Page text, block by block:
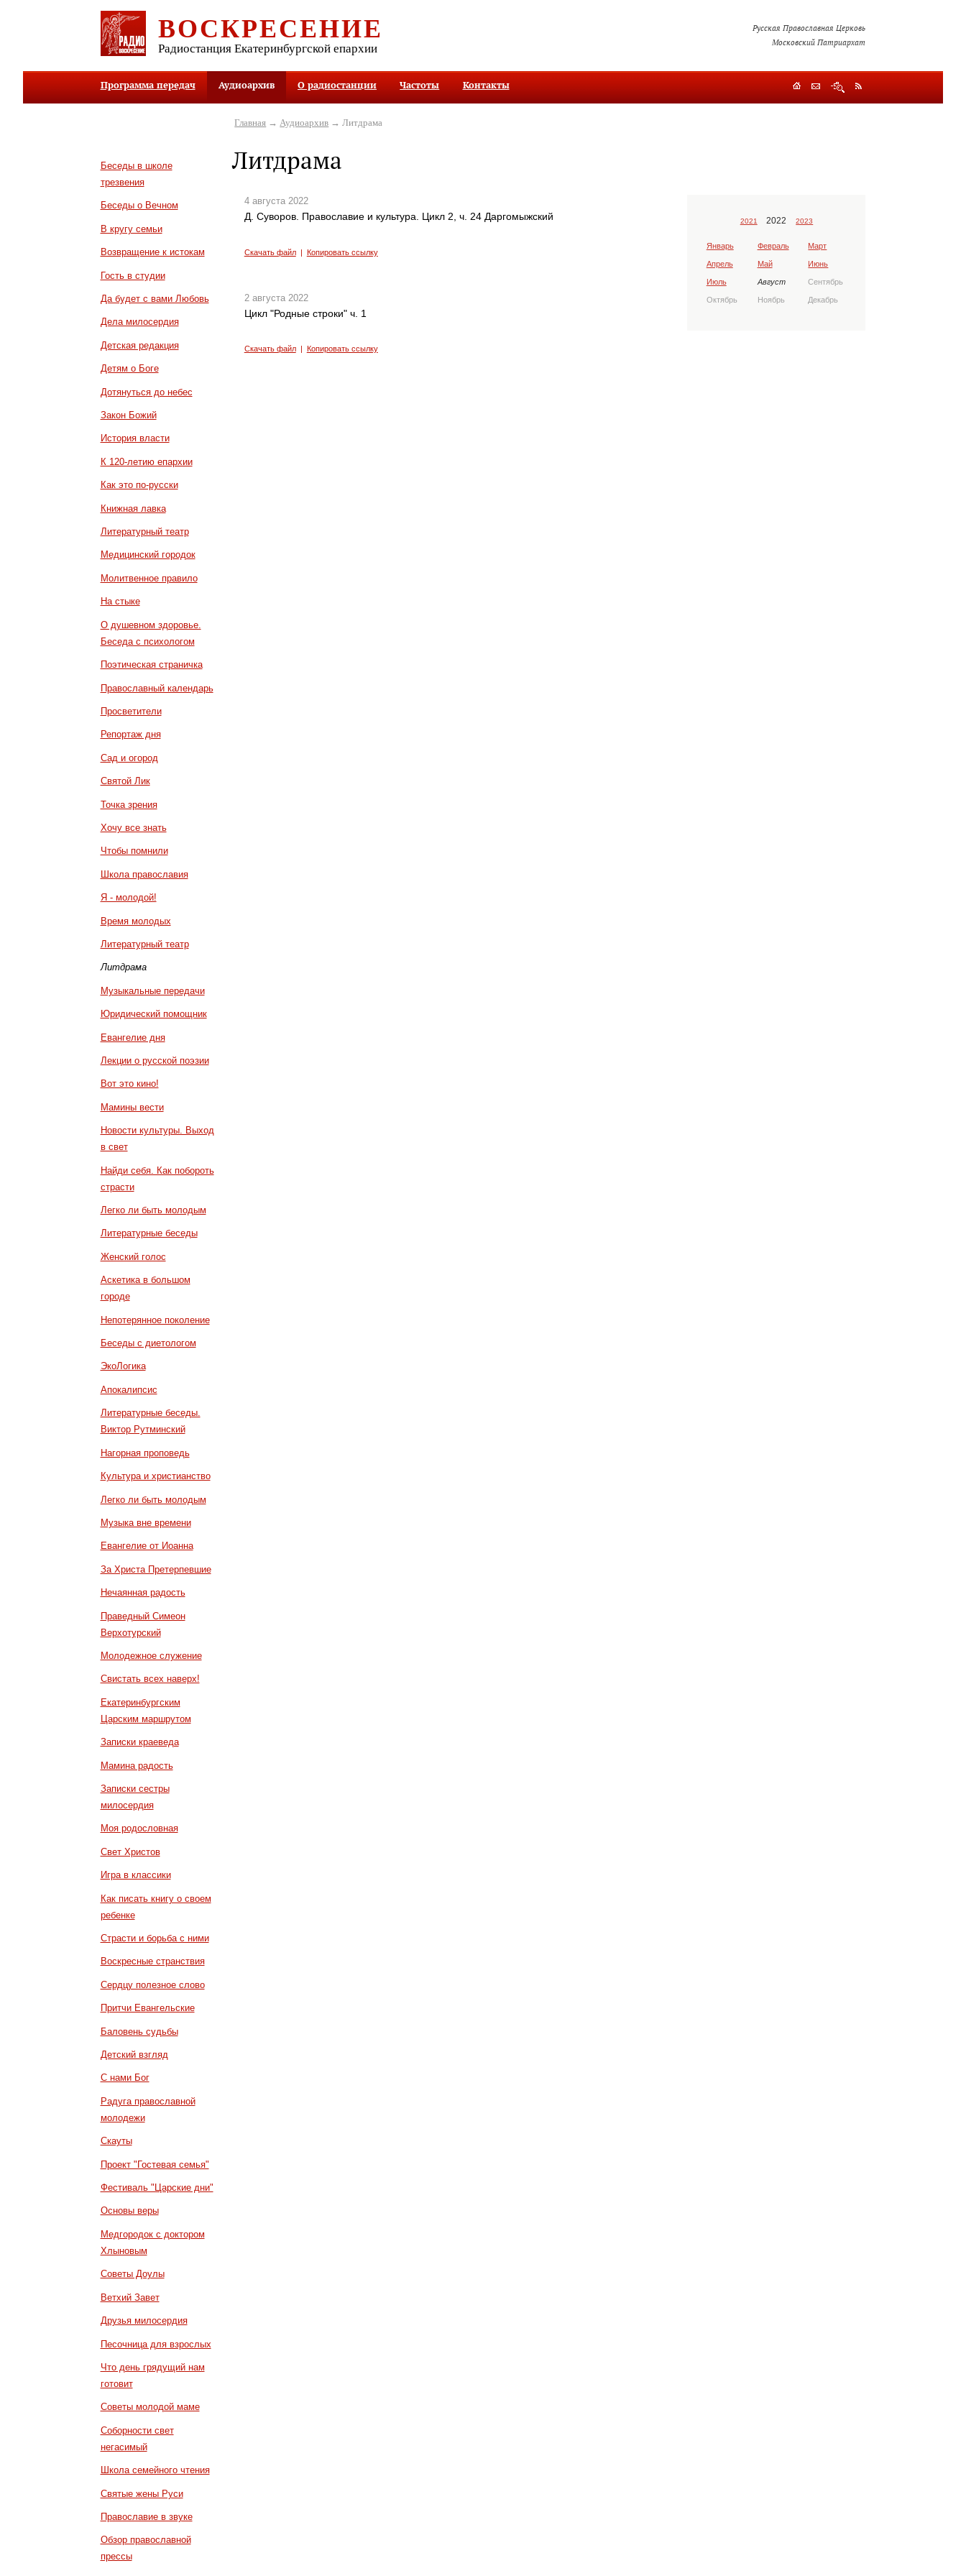
ВОСКРЕСЕНИЕ
Радиостанция Екатеринбургской епархии
Русская Православная Церковь
Московский Патриархат
Программа передач Аудиоархив О радиостанции Частоты Контакты
Беседы в школе
трезвения
Беседы о Вечном
В кругу семьи
Возвращение к истокам
Гость в студии
Да будет с вами Любовь
Дела милосердия
Детская редакция
Детям о Боге
Дотянуться до небес
Закон Божий
История власти
К 120-летию епархии
Как это по-русски
Книжная лавка
Литературный театр
Медицинский городок
Молитвенное правило
На стыке
О душевном здоровье.
Беседа с психологом
Поэтическая страничка
Православный календарь
Просветители
Репортаж дня
Сад и огород
Святой Лик
Точка зрения
Хочу все знать
Чтобы помнили
Школа православия
Я - молодой!
Время молодых
Литературный театр
Литдрама
Музыкальные передачи
Юридический помощник
Евангелие дня
Лекции о русской поэзии
Вот это кино!
Мамины вести
Новости культуры. Выход
в свет
Найди себя. Как побороть
страсти
Легко ли быть молодым
Литературные беседы
Женский голос
Аскетика в большом
городе
Непотерянное поколение
Беседы с диетологом
ЭкоЛогика
Апокалипсис
Литературные беседы.
Виктор Рутминский
Нагорная проповедь
Культура и христианство
Легко ли быть молодым
Музыка вне времени
Евангелие от Иоанна
За Христа Претерпевшие
Нечаянная радость
Праведный Симеон
Верхотурский
Молодежное служение
Свистать всех наверх!
Екатеринбургским
Царским маршрутом
Записки краеведа
Мамина радость
Записки сестры
милосердия
Моя родословная
Свет Христов
Игра в классики
Как писать книгу о своем
ребенке
Страсти и борьба с ними
Воскресные странствия
Сердцу полезное слово
Притчи Евангельские
Баловень судьбы
Детский взгляд
С нами Бог
Радуга православной
молодежи
Скауты
Проект "Гостевая семья"
Фестиваль "Царские дни"
Основы веры
Медгородок с доктором
Хлыновым
Советы Доулы
Ветхий Завет
Друзья милосердия
Песочница для взрослых
Что день грядущий нам
готовит
Советы молодой маме
Соборности свет
негасимый
Школа семейного чтения
Святые жены Руси
Православие в звуке
Обзор православной
прессы
Главная → Аудиоархив → Литдрама
Литдрама
4 августа 2022
Д. Суворов. Православие и культура. Цикл 2, ч. 24 Даргомыжский
Скачать файл| Копировать ссылку
2 августа 2022
Цикл "Родные строки" ч. 1
Скачать файл| Копировать ссылку
2021 2022 2023
Январь Февраль Март
Апрель Май Июнь
Июль Август Сентябрь
Октябрь Ноябрь Декабрь